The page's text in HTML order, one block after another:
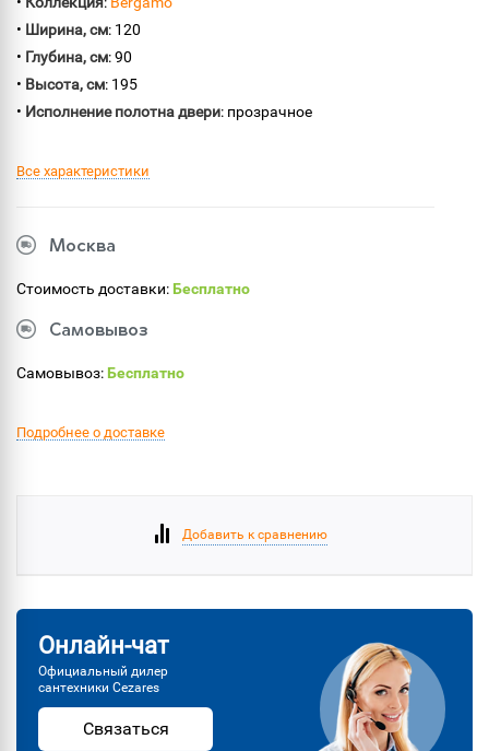
• Ширина, см: 120
• Глубина, см: 90
• Высота, см: 195
• Исполнение полотна двери: прозрачное
Все характеристики
Москва
Стоимость доставки:Бесплатно
Самовывоз
Самовывоз:Бесплатно
Подробнее о доставке
Добавить к сравнению
Онлайн-чат
Официальный дилер
сантехники Cezares
Связаться